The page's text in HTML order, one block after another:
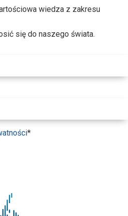
wiedza z zakresu
się do naszego świata.
*